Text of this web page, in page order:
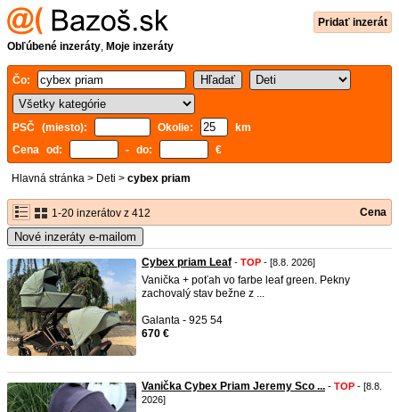
Pridať inzerát
Obľúbené inzeráty, Moje inzeráty
Čo:
PSČ (miesto): Okolie:
km
Cena od:
- do: €
Hlavná stránka > Deti > cybex priam
1-20 inzerátov z 412 Cena
Nové inzeráty e-mailom
Cybex priam Leaf - TOP - [8.8. 2026]
Vanička + poťah vo farbe leaf green. Pekny
zachovalý stav bežne z ...
Galanta - 925 54
670 €
Vanička Cybex Priam Jeremy Sco ... - TOP - [8.8.
2026]